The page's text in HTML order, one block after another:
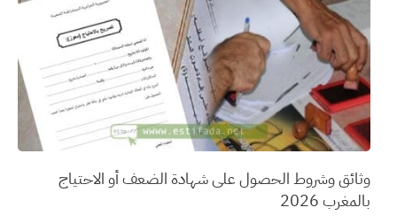
وثائق وشروط الحصول على شهادة الضعف أو الاحتياج
بالمغرب 2026